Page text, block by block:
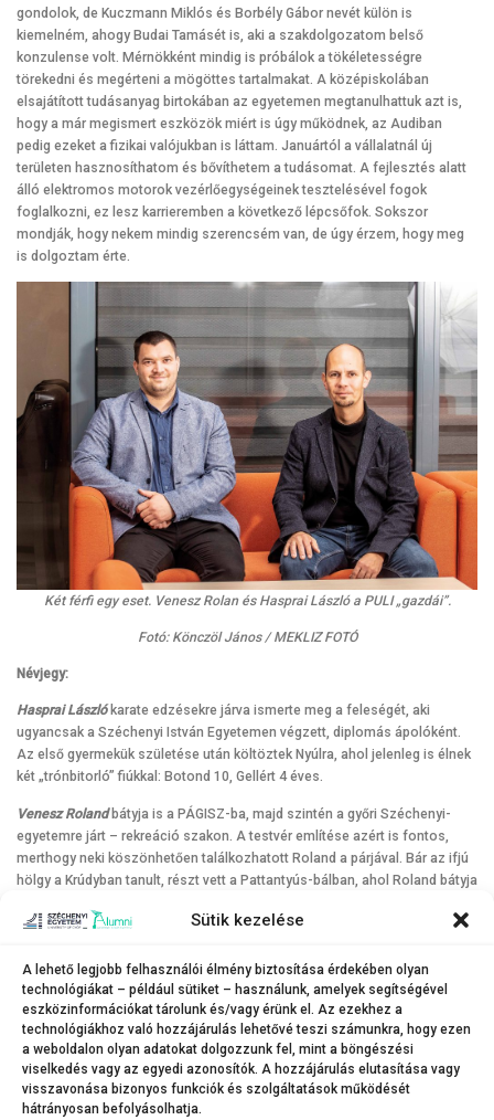
Sütik kezelése
A lehető legjobb felhasználói élmény biztosítása érdekében olyan
technológiákat – például sütiket – használunk, amelyek segítségével
eszközinformációkat tárolunk és/vagy érünk el. Az ezekhez a
technológiákhoz való hozzájárulás lehetővé teszi számunkra, hogy ezen
a weboldalon olyan adatokat dolgozzunk fel, mint a böngészési
viselkedés vagy az egyedi azonosítók. A hozzájárulás elutasítása vagy
visszavonása bizonyos funkciók és szolgáltatások működését
hátrányosan befolyásolhatja.
gondolok, de Kuczmann Miklós és Borbély Gábor nevét külön is
kiemelném, ahogy Budai Tamásét is, aki a szakdolgozatom belső
konzulense volt. Mérnökként mindig is próbálok a tökéletességre
törekedni és megérteni a mögöttes tartalmakat. A középiskolában
elsajátított tudásanyag birtokában az egyetemen megtanulhattuk azt is,
hogy a már megismert eszközök miért is úgy működnek, az Audiban
pedig ezeket a fizikai valójukban is láttam. Januártól a vállalatnál új
területen hasznosíthatom és bővíthetem a tudásomat. A fejlesztés alatt
álló elektromos motorok vezérlőegységeinek tesztelésével fogok
foglalkozni, ez lesz karrieremben a következő lépcsőfok. Sokszor
mondják, hogy nekem mindig szerencsém van, de úgy érzem, hogy meg
is dolgoztam érte.
Két férfi egy eset. Venesz Rolan és Hasprai László a PULI „gazdái”.
Fotó: Könczöl János / MEKLIZ FOTÓ
Névjegy:
Hasprai Lászlókarate edzésekre járva ismerte meg a feleségét, aki
ugyancsak a Széchenyi István Egyetemen végzett, diplomás ápolóként.
Az első gyermekük születése után költöztek Nyúlra, ahol jelenleg is élnek
két „trónbitorló” fiúkkal: Botond 10, Gellért 4 éves.
Venesz Rolandbátyja is a PÁGISZ-ba, majd szintén a győri Széchenyi-
egyetemre járt – rekreáció szakon. A testvér említése azért is fontos,
merthogy neki köszönhetően találkozhatott Roland a párjával. Bár az ifjú
hölgy a Krúdyban tanult, részt vett a Pattantyús-bálban, ahol Roland bátyja
vetélkedőjében. A versenyre készülődés közben találkozott Roland
párt alkotnak. Szerelmük gyümölcse Kornél, aki most öt hónapos. A
család Pannonhalmán él. Természetesen a feleség is a Széchenyin
végzett, gazdálkodás és menedzsment szakon.
FORRÁS: Széchenyi Alumni Magazin 2022 tél